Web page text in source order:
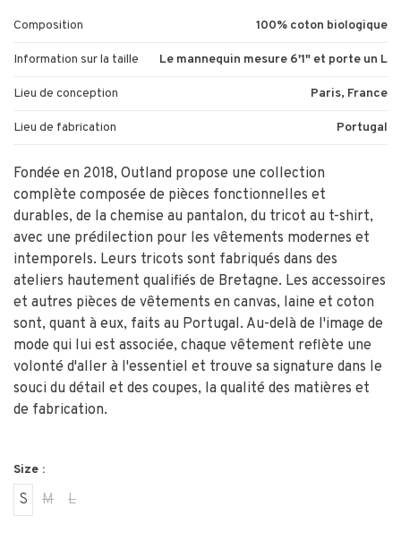
Composition 100% coton biologique
Information sur la taille Le mannequin mesure 6'1" et porte un L
Lieu de conception Paris, France
Lieu de fabrication Portugal
Fondée en 2018, Outland propose une collection
complète composée de pièces fonctionnelles et
durables, de la chemise au pantalon, du tricot au t-shirt,
avec une prédilection pour les vêtements modernes et
intemporels. Leurs tricots sont fabriqués dans des
ateliers hautement qualifiés de Bretagne. Les accessoires
et autres pièces de vêtements en canvas, laine et coton
sont, quant à eux, faits au Portugal. Au-delà de l'image de
mode qui lui est associée, chaque vêtement reflète une
volonté d'aller à l'essentiel et trouve sa signature dans le
souci du détail et des coupes, la qualité des matières et
de fabrication.
Size :
S M L